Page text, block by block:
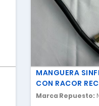
MANGUERA
CON RACOR
Marca Repuesto: